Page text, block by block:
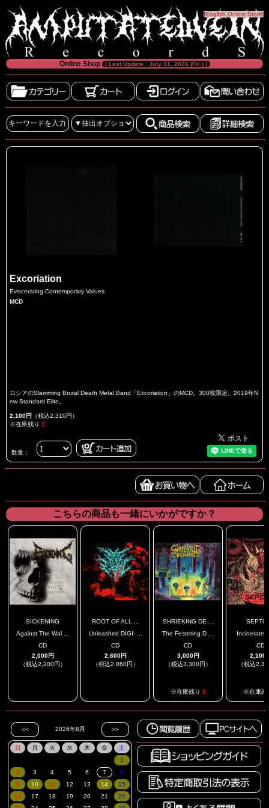
[English Online Store]
Online Shop [ Last Update : July 31, 2026 (Fri.) ]
Excoriation
Eviscerating Contemporary Values
MCD
ロシアのSlamming Brutal Death Metal Band「Excoriation」のMCD。300枚限定。2019年N
ew Standard Elite。
2,100円 （税込2,310円）
※在庫残り 2
数量：
こちらの商品も一緒にいかがですか？
SICKENING
Against The Wal ...
CD
2,000円
（税込2,200円）
ROOT OF ALL ...
Unleashed DIGI- ...
CD
2,600円
（税込2,860円）
SHRIEKING DE ...
The Festering D ...
CD
3,000円
（税込3,300円）
※在庫残り 2
Incinerate
CD
2,100
（税込
※在庫残